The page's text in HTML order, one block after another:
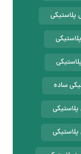
پلاستیکی
ساده